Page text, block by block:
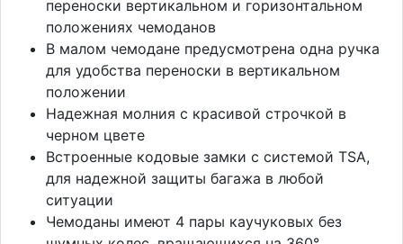
переноски вертикальном и горизонтальном
положениях чемоданов
В малом чемодане предусмотрена одна ручка
для удобства переноски в вертикальном
положении
Надежная молния с красивой строчкой в
черном цвете
Встроенные кодовые замки с системой TSA,
для надежной защиты багажа в любой
ситуации
Чемоданы имеют 4 пары каучуковых без